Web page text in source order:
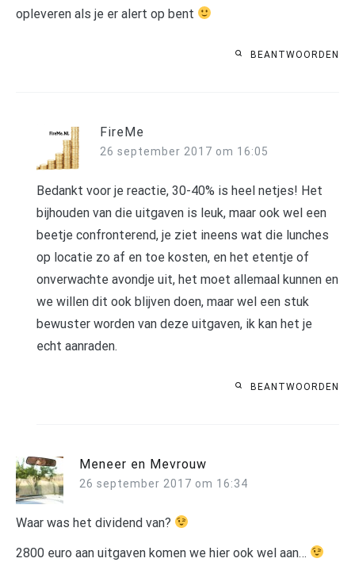
opleveren als je er alert op bent
BEANTWOORDEN
FireMe
26 september 2017 om 16:05
Bedankt voor je reactie, 30-40% is heel netjes! Het
bijhouden van die uitgaven is leuk, maar ook wel een
beetje confronterend, je ziet ineens wat die lunches
op locatie zo af en toe kosten, en het etentje of
onverwachte avondje uit, het moet allemaal kunnen en
we willen dit ook blijven doen, maar wel een stuk
bewuster worden van deze uitgaven, ik kan het je
echt aanraden.
BEANTWOORDEN
Meneer en Mevrouw
26 september 2017 om 16:34
Waar was het dividend van?
2800 euro aan uitgaven komen we hier ook wel aan…